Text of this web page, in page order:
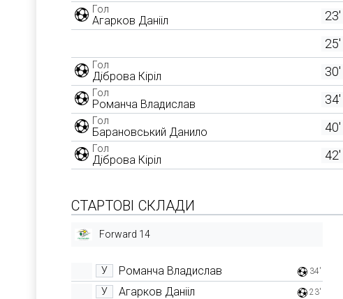
Гол
Агарков Данііл
23'
25'
Гол
Діброва Кіріл 30'
Гол
Романча Владислав 34'
Гол
Барановський Данило 40'
Гол
Діброва Кіріл 42'
СТАРТОВІ СКЛАДИ
Forward 14
У Романча Владислав 34'
У Агарков Данііл 23'